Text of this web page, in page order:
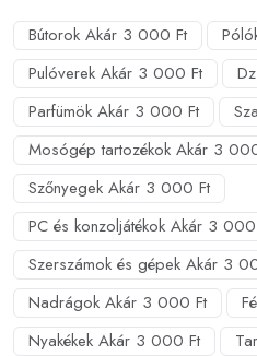
Bútorok Akár 3 000 Ft
Pulóverek Akár 3 000 Ft
Parfümök Akár 3 000 Ft
Mosógép tartozékok Akár 3
Szőnyegek Akár 3 000 Ft
PC és konzoljátékok Akár 3
Szerszámok és gépek Akár 3
Nadrágok Akár 3 000 Ft
Nyakékek Akár 3 000 Ft